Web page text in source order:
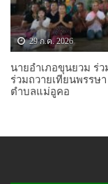
29 ก.ค. 2026
นายอำเภอขุนยวม ร่
ร่วมถวายเทียนพรรษ
ตำบลแม่อูคอ